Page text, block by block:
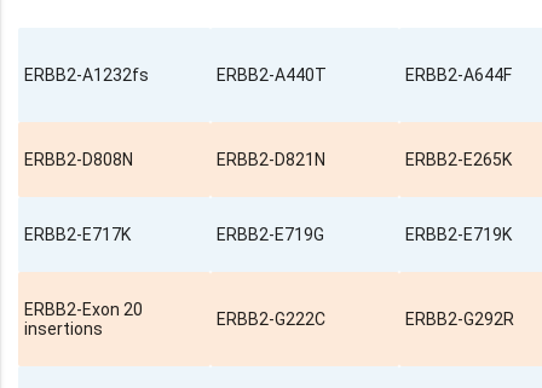
ERBB2-A1232fs ERBB2-A440T ERBB2-A644F
ERBB2-D808N ERBB2-D821N ERBB2-E265K
ERBB2-E717K ERBB2-E719G ERBB2-E719K
ERBB2-Exon 20
insertions
ERBB2-G222C ERBB2-G292R